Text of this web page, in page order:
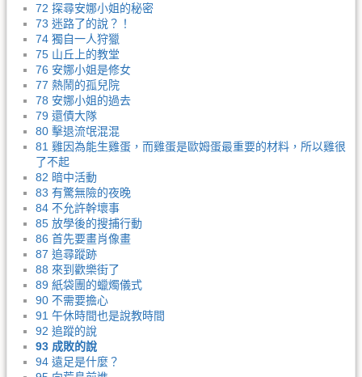
72 探尋安娜小姐的秘密
73 迷路了的說？！
74 獨自一人狩獵
75 山丘上的教堂
76 安娜小姐是修女
77 熱鬧的孤兒院
78 安娜小姐的過去
79 還債大隊
80 擊退流氓混混
81 雞因為能生雞蛋，而雞蛋是歐姆蛋最重要的材料，所以雞很
了不起
82 暗中活動
83 有驚無險的夜晚
84 不允許幹壞事
85 放學後的搜捕行動
86 首先要畫肖像畫
87 追尋蹤跡
88 來到歡樂街了
89 紙袋團的蠟燭儀式
90 不需要擔心
91 午休時間也是說教時間
92 追蹤的說
93 成敗的說
94 遠足是什麼？